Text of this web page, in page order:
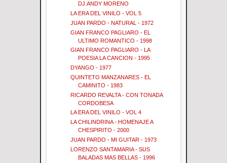
DJ.ANDY MORENO
LA ERA DEL VINILO - VOL 5
JUAN PARDO - NATURAL - 1972
GIAN FRANCO PAGLIARO - EL
ULTIMO ROMANTICO - 1998
GIAN FRANCO PAGLIARO - LA
POESIA LA CANCION - 1995
DYANGO - 1977
QUINTETO MANZANARES - EL
CAMINITO - 1983
RICARDO REVALTA - CON TONADA
CORDOBESA
LA ERA DEL VINILO - VOL 4
LA CHILINDRINA - HOMENAJE A
CHESPIRITO - 2000
JUAN PARDO - MI GUITAR - 1973
LORENZO SANTAMARIA - SUS
BALADAS MAS BELLAS - 1996